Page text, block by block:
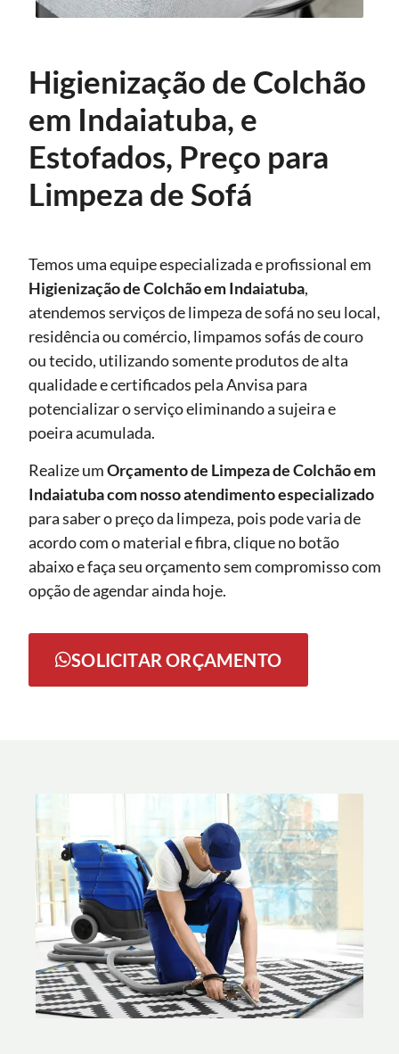
Higienização de Colchão
em Indaiatuba, e
Estofados, Preço para
Limpeza de Sofá
Temos uma equipe especializada e profissional em
Higienizaçãode Colchão em Indaiatuba,
atendemos serviços de limpeza de sofá no seu local,
residência ou comércio, limpamos sofás de couro
ou tecido, utilizando somente produtos de alta
qualidade e certificados pela Anvisa para
potencializar o serviço eliminando a sujeira e
poeira acumulada.
Realize umOrçamento de Limpeza de Colchão em
Indaiatuba com nosso atendimento especializado
para saber o preço da limpeza, pois pode varia de
acordo com o material e fibra, clique no botão
abaixo e faça seu orçamento sem compromisso com
opção de agendar ainda hoje.
SOLICITAR ORÇAMENTO